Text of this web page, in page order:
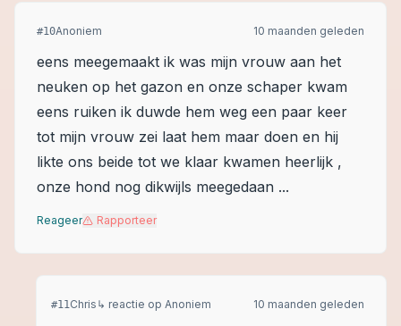
#10Anoniem 10 maanden geleden
eens meegemaakt ik was mijn vrouw aan het
neuken op het gazon en onze schaper kwam
eens ruiken ik duwde hem weg een paar keer
tot mijn vrouw zei laat hem maar doen en hij
likte ons beide tot we klaar kwamen heerlijk ,
onze hond nog dikwijls meegedaan ...
Reageer Rapporteer
#11Chris ↳ reactie op Anoniem 10 maanden geleden